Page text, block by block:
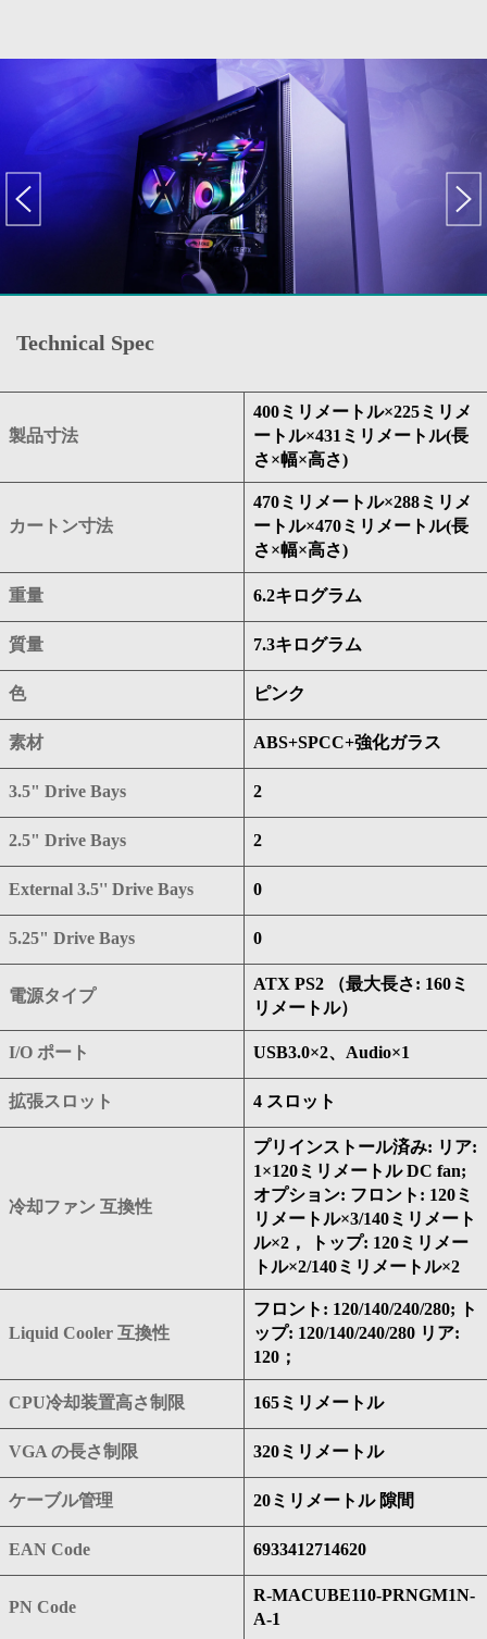
Technical Spec
製品寸法
400ミリメートル×225ミリメ
ートル×431ミリメートル(長
さ×幅×高さ)
カートン寸法
470ミリメートル×288ミリメ
ートル×470ミリメートル(長
さ×幅×高さ)
重量 6.2キログラム
質量 7.3キログラム
色 ピンク
素材 ABS+SPCC+強化ガラス
3.5" Drive Bays 2
2.5" Drive Bays 2
External 3.5'' Drive Bays 0
5.25" Drive Bays 0
電源タイプ
ATX PS2 （最大長さ: 160ミ
リメートル）
I/O ポート USB3.0×2、Audio×1
拡張スロット 4 スロット
冷却ファン 互換性
プリインストール済み: リア:
1×120ミリメートル DC fan;
オプション: フロント: 120ミ
リメートル×3/140ミリメート
ル×2， トップ: 120ミリメー
トル×2/140ミリメートル×2
Liquid Cooler 互換性
フロント: 120/140/240/280; ト
ップ: 120/140/240/280 リア:
120；
CPU冷却装置高さ制限 165ミリメートル
VGA の長さ制限 320ミリメートル
ケーブル管理 20ミリメートル 隙間
EAN Code 6933412714620
PN Code
R-MACUBE110-PRNGM1N-
A-1